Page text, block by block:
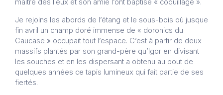
maître des lieux et son amie l’ont baptisé « coquillage ».
Je rejoins les abords de l’étang et le sous-bois où jusque
fin avril un champ doré immense de « doronics du
Caucase » occupait tout l’espace. C’est à partir de deux
massifs plantés par son grand-père qu’Igor en divisant
les souches et en les dispersant a obtenu au bout de
quelques années ce tapis lumineux qui fait partie de ses
fiertés.